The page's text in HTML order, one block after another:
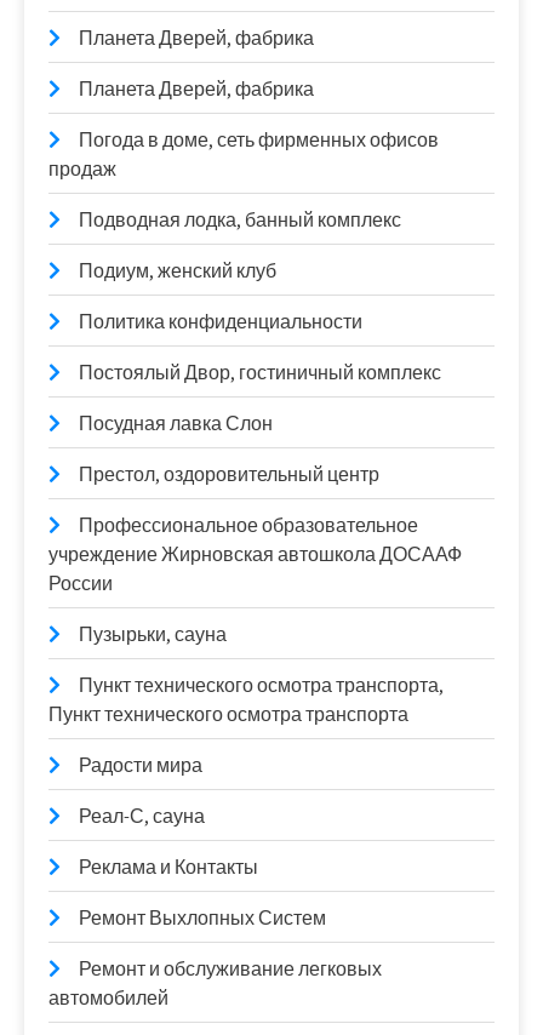
Планета Дверей, фабрика
Планета Дверей, фабрика
Погода в доме, сеть фирменных офисов
продаж
Подводная лодка, банный комплекс
Подиум, женский клуб
Политика конфиденциальности
Постоялый Двор, гостиничный комплекс
Посудная лавка Слон
Престол, оздоровительный центр
Профессиональное образовательное
учреждение Жирновская автошкола ДОСААФ
России
Пузырьки, сауна
Пункт технического осмотра транспорта,
Пункт технического осмотра транспорта
Радости мира
Реал-С, сауна
Реклама и Контакты
Ремонт Выхлопных Систем
Ремонт и обслуживание легковых
автомобилей